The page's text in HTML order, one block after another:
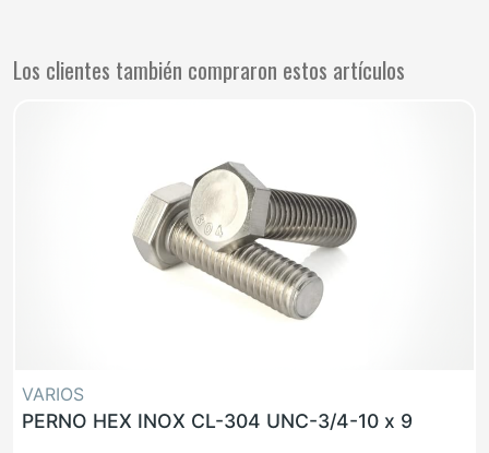
Los clientes también compraron estos artículos
VARIOS
PERNO HEX INOX CL-304 UNC-3/4-10 x 9